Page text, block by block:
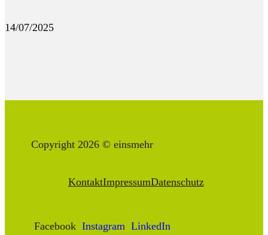
14/07/2025
Copyright 2026 © einsmehr
KontaktImpressumDatenschutz
Facebook Instagram LinkedIn